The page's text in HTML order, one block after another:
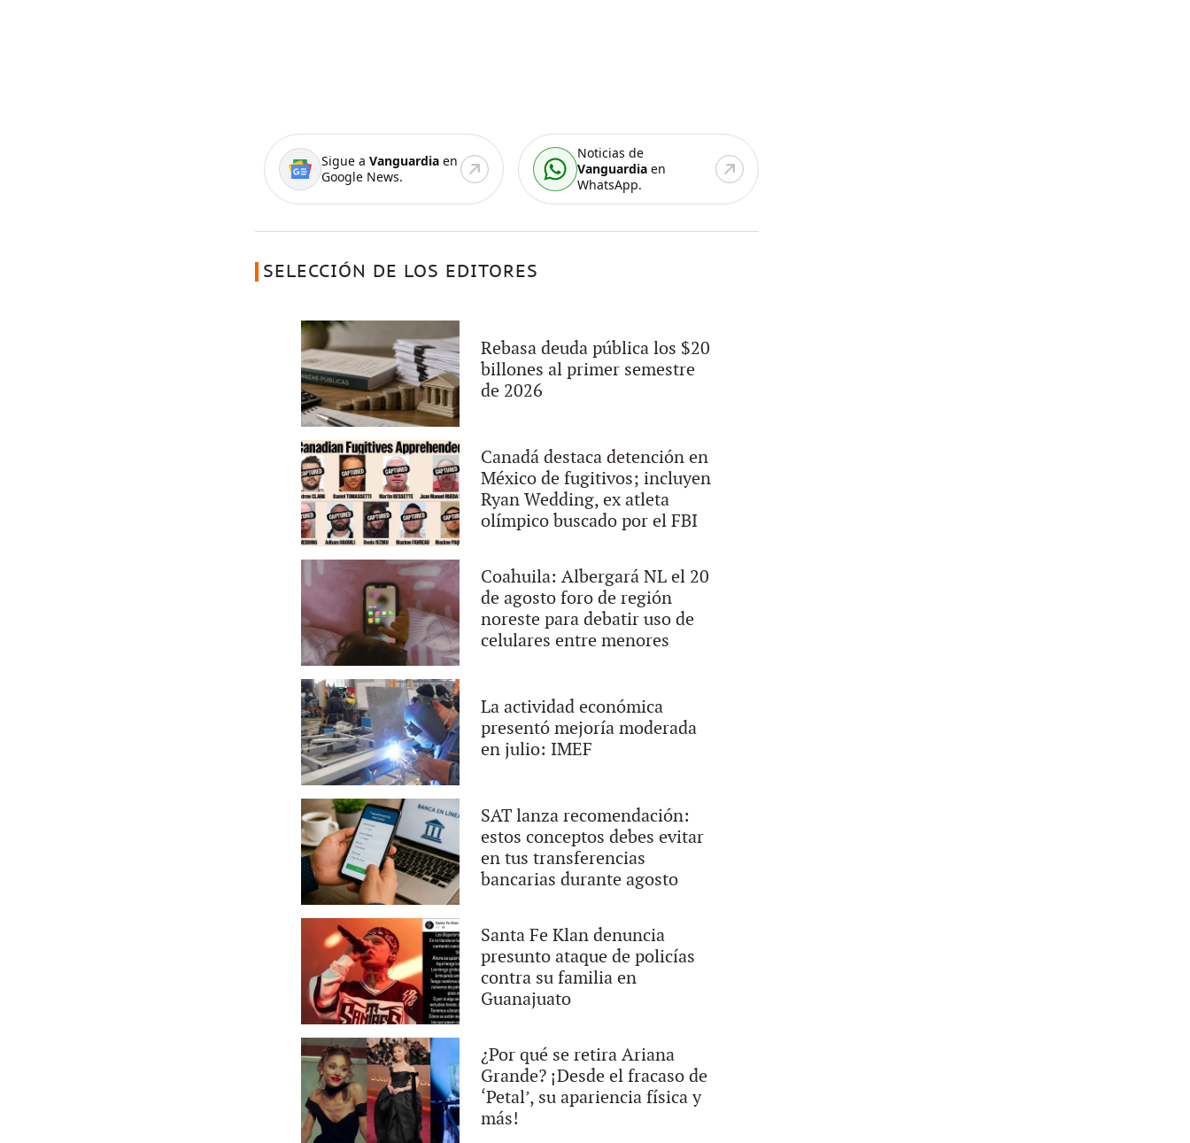
Sigue a Vanguardiaen
Google News.
Noticias de
Vanguardia en
WhatsApp.
SELECCIÓN DE LOS EDITORES
Rebasa deuda pública los $20
billones al primer semestre
de 2026
Canadá destaca detención en
México de fugitivos; incluyen
Ryan Wedding, ex atleta
olímpico buscado por el FBI
Coahuila: Albergará NL el 20
de agosto foro de región
noreste para debatir uso de
celulares entre menores
La actividad económica
presentó mejoría moderada
en julio: IMEF
SAT lanza recomendación:
estos conceptos debes evitar
en tus transferencias
bancarias durante agosto
Santa Fe Klan denuncia
presunto ataque de policías
contra su familia en
Guanajuato
¿Por qué se retira Ariana
Grande? ¡Desde el fracaso de
‘Petal’, su apariencia física y
más!